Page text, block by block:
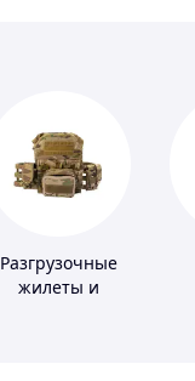
Разгрузочные
жилеты и